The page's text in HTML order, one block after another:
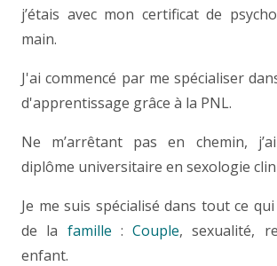
j’étais avec mon certificat de
main.
J'ai commencé par me spécialiser
d'apprentissage grâce à la PNL.
Ne m’arrêtant pas en chemin,
diplôme universitaire en sexologie
Je me suis spécialisé dans tout ce
de la famille :Couple, sexualité,
enfant.